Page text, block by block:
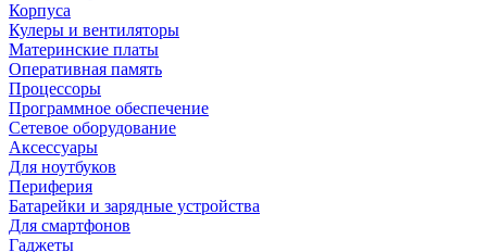
Корпуса
Кулеры и вентиляторы
Материнские платы
Оперативная память
Процессоры
Программное обеспечение
Сетевое оборудование
Аксессуары
Для ноутбуков
Периферия
Батарейки и зарядные устройства
Для смартфонов
Гаджеты